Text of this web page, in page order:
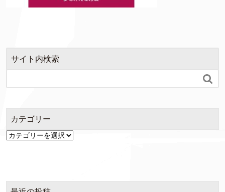
サイト内検索

カテゴリー
カ